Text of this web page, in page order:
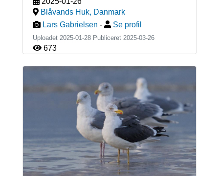
Blåvands Huk, Danmark
Lars Gabrielsen - Se profil
Uploadet 2025-01-28 Publiceret 2025-03-26
673